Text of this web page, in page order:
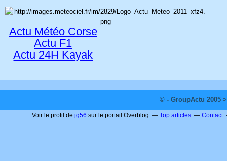
Actu Météo Corse
Actu F1
Actu 24H Kayak
© - GroupActu 2005
Voir le profil dejg56 sur le portail Overblog Top articles Contact